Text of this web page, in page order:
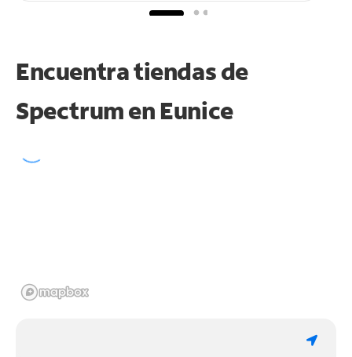
Encuentra tiendas de
Spectrum en Eunice